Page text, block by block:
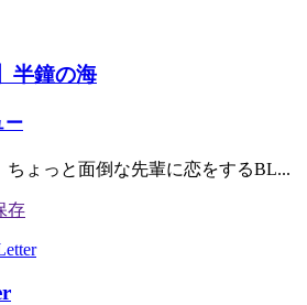
半鐘の海
ー
ちょっと面倒な先輩に恋をするBL...